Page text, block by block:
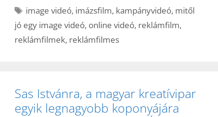
Címkék
image videó, imázsfilm, kampányvideó, mitől
jó egy image videó, online videó, reklámfilm,
reklámfilmek, reklámfilmes
Sas Istvánra, a magyar kreatívipar
egyik legnagyobb koponyájára